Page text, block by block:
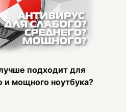
подходит для
и мощного ноутбука?